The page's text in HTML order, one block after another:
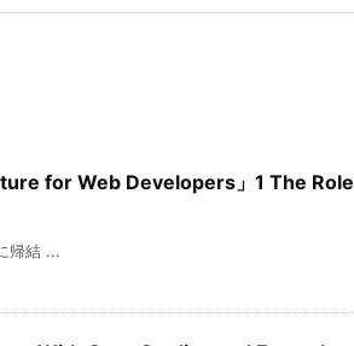
for Web Developers」1 The Role
帰結 ...